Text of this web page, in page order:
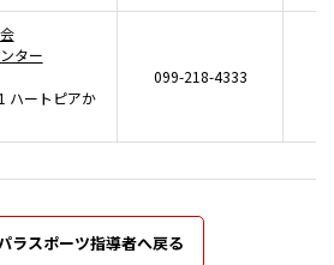
ター
ハートピアか
099-218-4333
ラスポーツ指導者へ戻る